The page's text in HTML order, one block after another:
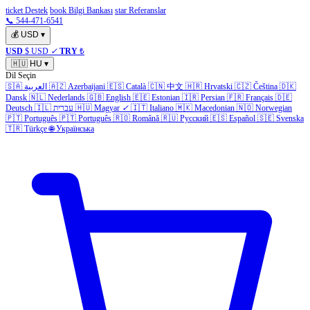
ticket Destek book Bilgi Bankası star Referanslar
📞 544-471-6541
💰 USD ▾
USD $ USD ✓ TRY ₺
🇭🇺 HU ▾
Dil Seçin
🇸🇦 العربية 🇦🇿 Azerbaijani 🇪🇸 Català 🇨🇳 中文 🇭🇷 Hrvatski 🇨🇿 Čeština 🇩🇰
Dansk 🇳🇱 Nederlands 🇬🇧 English 🇪🇪 Estonian 🇮🇷 Persian 🇫🇷 Français 🇩🇪
Deutsch 🇮🇱 עברית 🇭🇺 Magyar ✓ 🇮🇹 Italiano 🇲🇰 Macedonian 🇳🇴 Norwegian
🇵🇹 Português 🇵🇹 Português 🇷🇴 Română 🇷🇺 Русский 🇪🇸 Español 🇸🇪 Svenska
🇹🇷 Türkçe 🌐 Українська